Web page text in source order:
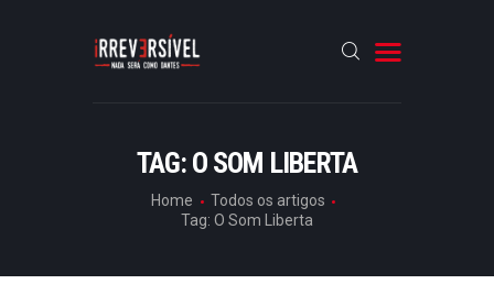
TAG: O SOM LIBERTA
Home
Todos os artigos
Tag: O Som Liberta
HOME
CRÓNICAS
ENTREVISTAS
RUBRICAS